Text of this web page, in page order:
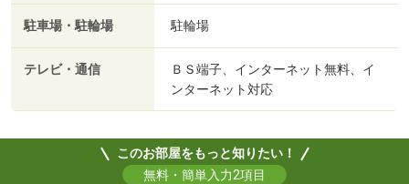
駐車場・駐輪場 駐輪場
テレビ・通信
ＢＳ端子、インターネット無料、イ
ンターネット対応
このお部屋をもっと知りたい！
無料・簡単入力2項目